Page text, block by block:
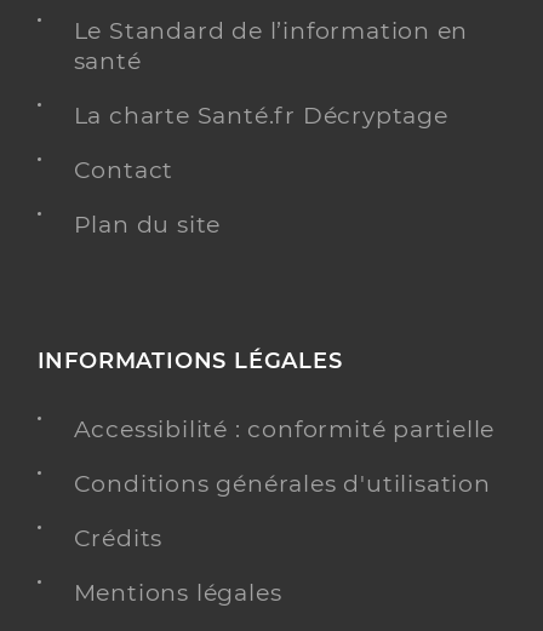
Le Standard de l’information en
santé
La charte Santé.fr Décryptage
Contact
Plan du site
INFORMATIONS LÉGALES
Accessibilité : conformité partielle
Conditions générales d'utilisation
Crédits
Mentions légales